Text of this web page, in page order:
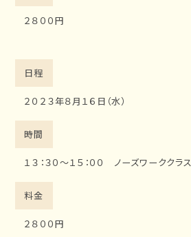
２８００円
日程
２０２３年８月１６日（水）
時間
１３：３０～１５：００ ノーズワーククラス
料金
２８００円